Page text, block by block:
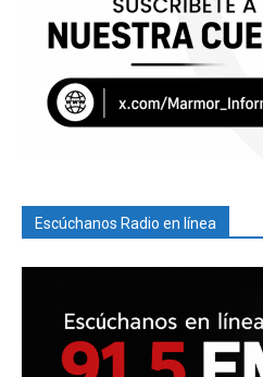
Escúchanos Radio en línea